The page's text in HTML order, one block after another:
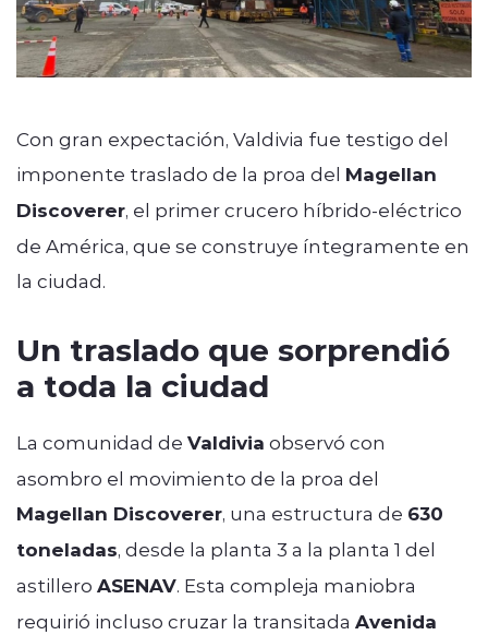
Con gran expectación, Valdivia fue testigo del
imponente traslado de la proa del Magellan
Discoverer, el primer crucero híbrido-eléctrico
de América, que se construye íntegramente en
la ciudad.
Un traslado que sorprendió
a toda la ciudad
La comunidad de Valdivia observó con
asombro el movimiento de la proa del
Magellan Discoverer, una estructura de 630
toneladas, desde la planta 3 a la planta 1 del
astillero ASENAV. Esta compleja maniobra
requirió incluso cruzar la transitada Avenida